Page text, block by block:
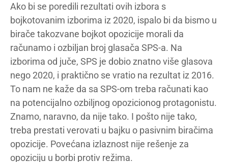
Ako bi se poredili rezultati ovih izbora s
bojkotovanim izborima iz 2020, ispalo bi da bismo u
birače takozvane bojkot opozicije morali da
računamo i ozbiljan broj glasača SPS-a. Na
izborima od juče, SPS je dobio znatno više glasova
nego 2020, i praktično se vratio na rezultat iz 2016.
To nam ne kaže da sa SPS-om treba računati kao
na potencijalno ozbiljnog opozicionog protagonistu.
Znamo, naravno, da nije tako. I pošto nije tako,
treba prestati verovati u bajku o pasivnim biračima
opozicije. Povećana izlaznost nije rešenje za
opoziciju u borbi protiv režima.